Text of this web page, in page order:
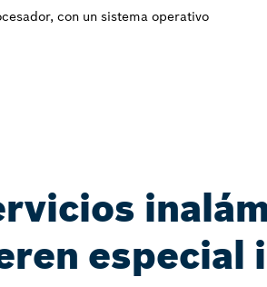
con un sistema operativo
especial